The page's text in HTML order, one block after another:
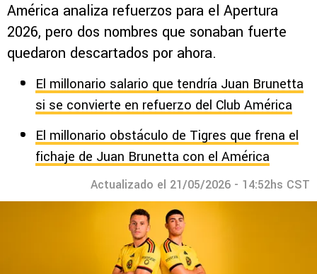
América analiza refuerzos para el Apertura
2026, pero dos nombres que sonaban fuerte
quedaron descartados por ahora.
El millonario salario que tendría Juan Brunetta
si se convierte en refuerzo del Club América
El millonario obstáculo de Tigres que frena el
fichaje de Juan Brunetta con el América
Actualizado el 21/05/2026 - 14:52hs CST